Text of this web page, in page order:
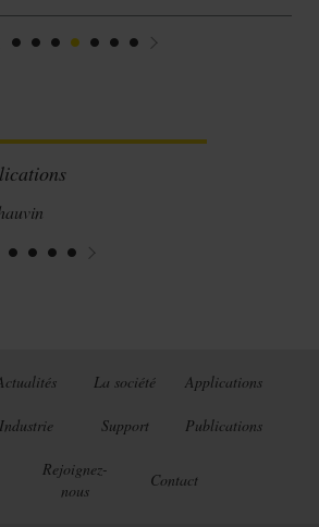
La société Applications
Industrie Support Publications
Rejoignez-
nous
Contact